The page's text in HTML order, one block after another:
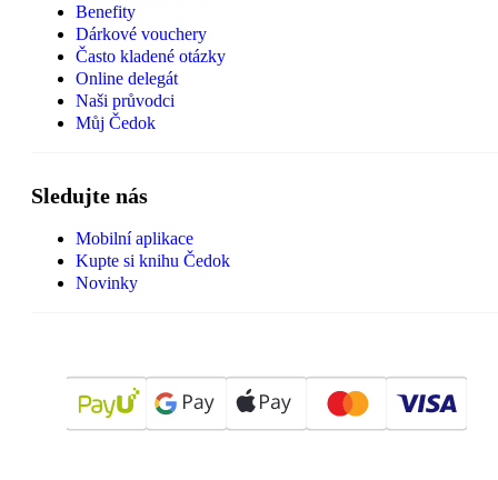
Benefity
Dárkové vouchery
Často kladené otázky
Online delegát
Naši průvodci
Můj Čedok
Sledujte nás
Mobilní aplikace
Kupte si knihu Čedok
Novinky